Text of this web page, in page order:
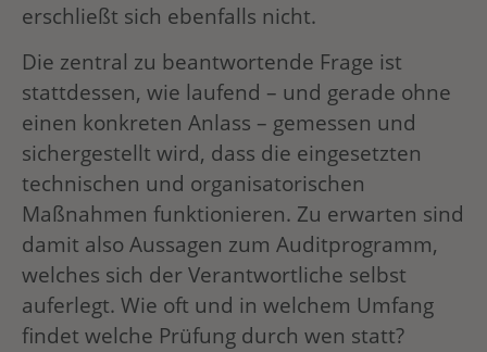
erschließt sich ebenfalls nicht.
Die zentral zu beantwortende Frage ist
stattdessen, wie laufend – und gerade ohne
einen konkreten Anlass – gemessen und
sichergestellt wird, dass die eingesetzten
technischen und organisatorischen
Maßnahmen funktionieren. Zu erwarten sind
damit also Aussagen zum Auditprogramm,
welches sich der Verantwortliche selbst
auferlegt. Wie oft und in welchem Umfang
findet welche Prüfung durch wen statt?